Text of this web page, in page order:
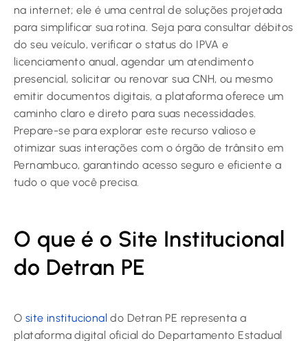
na internet; ele é uma central de soluções projetada
para simplificar sua rotina. Seja para consultar débitos
do seu veículo, verificar o status do IPVA e
licenciamento anual, agendar um atendimento
presencial, solicitar ou renovar sua CNH, ou mesmo
emitir documentos digitais, a plataforma oferece um
caminho claro e direto para suas necessidades.
Prepare-se para explorar este recurso valioso e
otimizar suas interações com o órgão de trânsito em
Pernambuco, garantindo acesso seguro e eficiente a
tudo o que você precisa.
O que é o Site Institucional
do Detran PE
O site institucional do Detran PE representa a
plataforma digital oficial do Departamento Estadual